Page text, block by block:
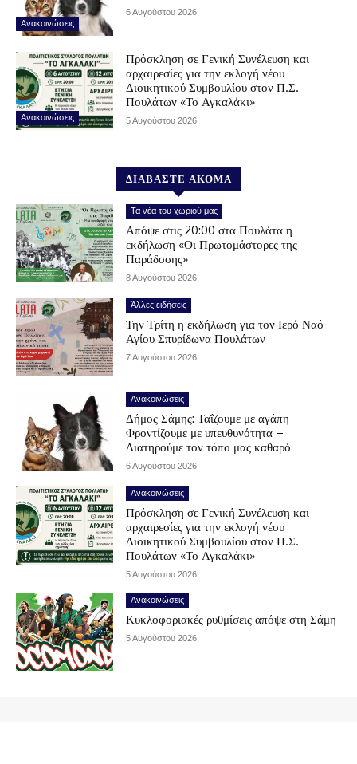
Ανακοινώσεις
6 Αυγούστου 2026
Ανακοινώσεις
Πρόσκληση σε Γενική Συνέλευση και
αρχαιρεσίες για την εκλογή νέου
Διοικητικού Συμβουλίου στον Π.Σ.
Πουλάτων «Το Αγκαλάκι»
5 Αυγούστου 2026
ΔΙΑΒΑΣΤΕ ΑΚΟΜΑ
Τα νέα του χωριού μας
Απόψε στις 20:00 στα Πουλάτα η
εκδήλωση «Οι Πρωτομάστορες της
Παράδοσης»
8 Αυγούστου 2026
Άλλες ειδήσεις
Την Τρίτη η εκδήλωση για τον Ιερό Ναό
Αγίου Σπυρίδωνα Πουλάτων
7 Αυγούστου 2026
Ανακοινώσεις
Δήμος Σάμης: Ταΐζουμε με αγάπη –
Φροντίζουμε με υπευθυνότητα –
Διατηρούμε τον τόπο μας καθαρό
6 Αυγούστου 2026
Ανακοινώσεις
Πρόσκληση σε Γενική Συνέλευση και
αρχαιρεσίες για την εκλογή νέου
Διοικητικού Συμβουλίου στον Π.Σ.
Πουλάτων «Το Αγκαλάκι»
5 Αυγούστου 2026
Ανακοινώσεις
Κυκλοφοριακές ρυθμίσεις απόψε στη Σάμη
5 Αυγούστου 2026